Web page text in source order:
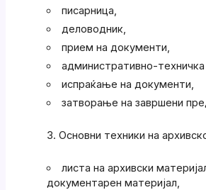
писарница,
деловодник,
прием на документи,
административно-
испраќање на документи,
затворање на завршени
Основни техники на
листа на архивски
документарен материјал,